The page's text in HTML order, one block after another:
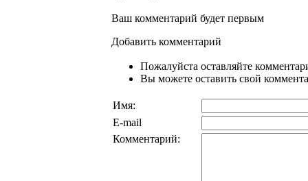
Ваш комментарий будет первым
Добавить комментарий
Пожалуйста оставляйте
Вы можете оставить свой
Имя:
E-mail
Комментарий: